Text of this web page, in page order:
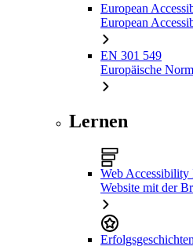
European
European
EN 301 549
Europäische
Lernen
Web Accessibility
Website mit der
Erfolgsgeschichten